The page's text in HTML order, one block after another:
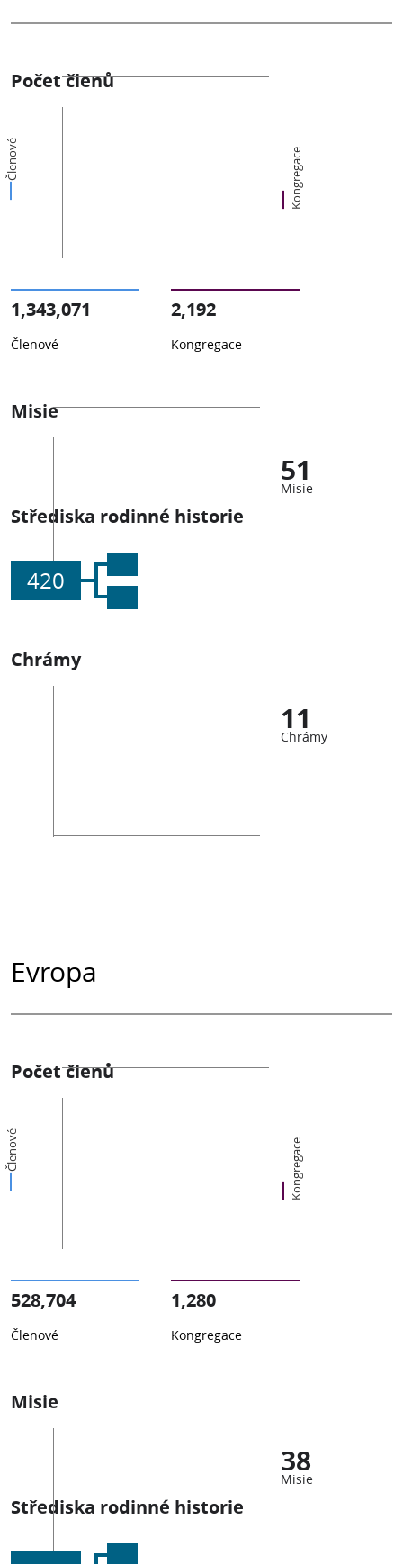
Počet členů
Členové Kongregace
1,343,071
Členové
2,192
Kongregace
Misie
51
Misie
Střediska rodinné historie
420
Chrámy
11
Chrámy
Evropa
Počet členů
Členové Kongregace
528,704
Členové
1,280
Kongregace
Misie
38
Misie
Střediska rodinné historie